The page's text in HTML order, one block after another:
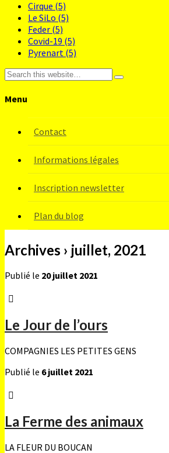
Cirque (5)
Le SiLo (5)
Feder (5)
Covid-19 (5)
Pyrenart (5)
Menu
Contact
Informations légales
Inscription newsletter
Plan du blog
Archives › juillet, 2021
Publié le 20 juillet 2021
Le Jour de l’ours
COMPAGNIES LES PETITES GENS
Publié le 6 juillet 2021
La Ferme des animaux
LA FLEUR DU BOUCAN